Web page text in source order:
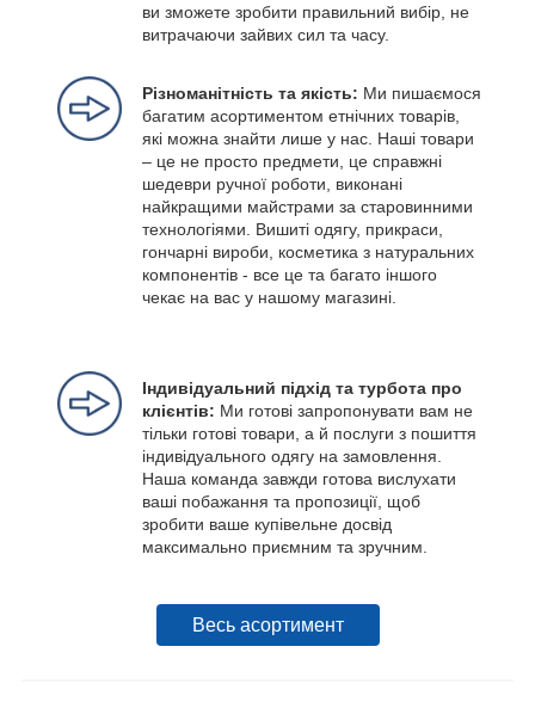
ви зможете зробити правильний вибір, не
витрачаючи зайвих сил та часу.
Різноманітність та якість: Ми пишаємося
багатим асортиментом етнічних товарів,
які можна знайти лише у нас. Наші товари
– це не просто предмети, це справжні
шедеври ручної роботи, виконані
найкращими майстрами за старовинними
технологіями. Вишиті одягу, прикраси,
гончарні вироби, косметика з натуральних
компонентів - все це та багато іншого
чекає на вас у нашому магазині.
Індивідуальний підхід та турбота про
клієнтів: Ми готові запропонувати вам не
тільки готові товари, а й послуги з пошиття
індивідуального одягу на замовлення.
Наша команда завжди готова вислухати
ваші побажання та пропозиції, щоб
зробити ваше купівельне досвід
максимально приємним та зручним.
Весь асортимент